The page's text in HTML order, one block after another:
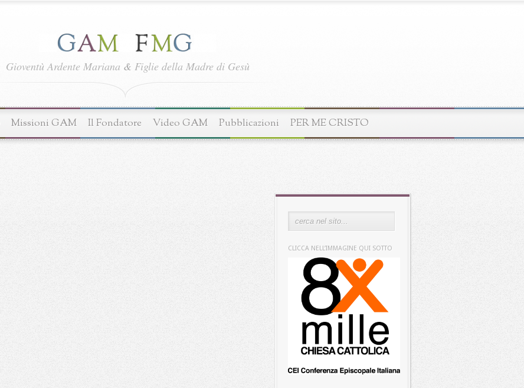
Gioventù Ardente Mariana & Figlie della Madre di Gesù
Missioni GAM Il Fondatore Video GAM Pubblicazioni PER ME CRISTO
CLICCA NELL’IMMAGINE QUI SOTTO